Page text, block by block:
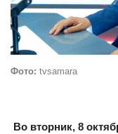
Фото: tvsamara
Во вторник, 8